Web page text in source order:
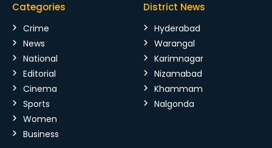
Categories
Crime
News
National
Editorial
Cinema
Sports
Women
Business
District News
Hyderabad
Warangal
Karimnagar
Nizamabad
Khammam
Nalgonda